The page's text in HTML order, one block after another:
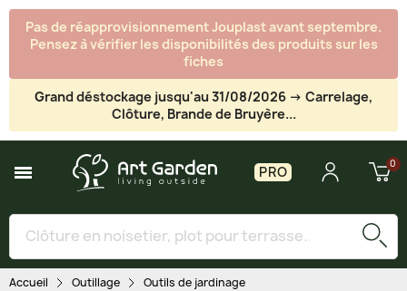
Pas de réapprovisionnement Jouplast avant septembre.
Pensez à vérifier les disponibilités des produits sur les
fiches
Grand déstockage jusqu'au 31/08/2026 -> Carrelage,
Clôture, Brande de Bruyère...
PRO
Accueil Outillage Outils de jardinage